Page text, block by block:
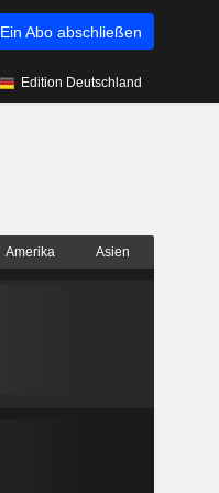
Ein Abo abschließen
Edition Deutschland
Amerika Asien